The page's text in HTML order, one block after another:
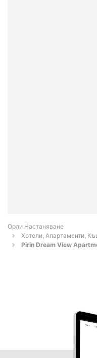
Орли Настаняване
Хотели, Апартаменти,
Pirin Dream View